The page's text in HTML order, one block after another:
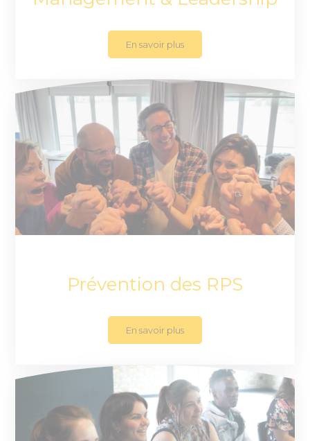
En savoir plus
Prévention des RPS
En savoir plus